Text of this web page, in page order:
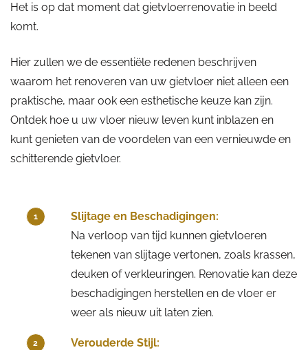
Het is op dat moment dat gietvloerrenovatie in beeld
komt.
Hier zullen we de essentiële redenen beschrijven
waarom het renoveren van uw gietvloer niet alleen een
praktische, maar ook een esthetische keuze kan zijn.
Ontdek hoe u uw vloer nieuw leven kunt inblazen en
kunt genieten van de voordelen van een vernieuwde en
schitterende gietvloer.
1
Slijtage en Beschadigingen:
Na verloop van tijd kunnen gietvloeren
tekenen van slijtage vertonen, zoals krassen,
deuken of verkleuringen. Renovatie kan deze
beschadigingen herstellen en de vloer er
weer als nieuw uit laten zien.
2
Verouderde Stijl: